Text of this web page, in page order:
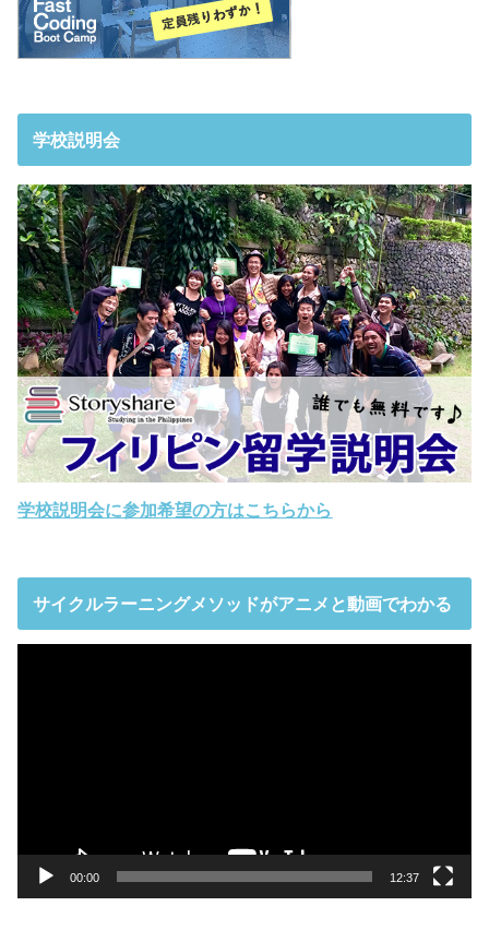
学校説明会
学校説明会に参加希望の方はこちらから
サイクルラーニングメソッドがアニメと動画でわかる
00:00 12:37